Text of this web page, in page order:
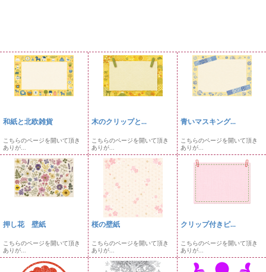
和紙と北欧雑貨
こちらのページを開いて頂き
ありが...
木のクリップと...
こちらのページを開いて頂き
ありが...
青いマスキング...
こちらのページを開いて頂き
ありが...
押し花 壁紙
こちらのページを開いて頂き
ありが...
桜の壁紙
こちらのページを開いて頂き
ありが...
クリップ付きピ...
こちらのページを開いて頂き
ありが...